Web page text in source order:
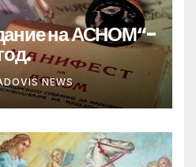
на АСНОМ“-
NEWS